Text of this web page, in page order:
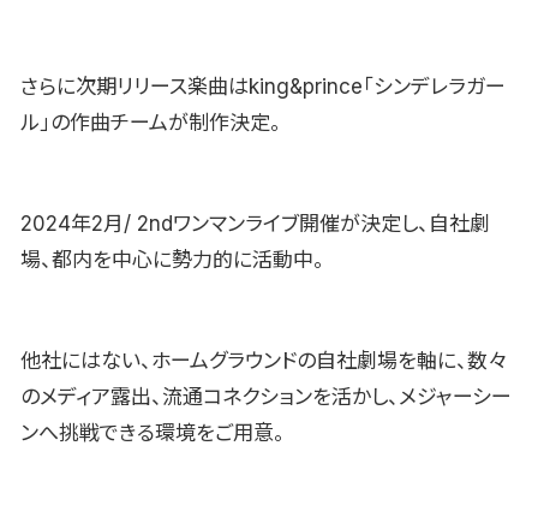
さらに次期リリース楽曲はking&prince「シンデレラガー
ル」の作曲チームが制作決定。
2024年2月/ 2ndワンマンライブ開催が決定し、自社劇
場、都内を中心に勢力的に活動中。
他社にはない、ホームグラウンドの自社劇場を軸に、数々
のメディア露出、流通コネクションを活かし、メジャーシー
ンへ挑戦できる環境をご用意。